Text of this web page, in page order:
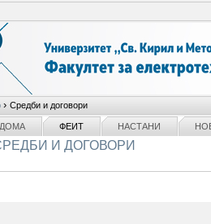
› Средби и договори
ДОМА ФЕИТ НАСТАНИ
И ДОГОВОРИ